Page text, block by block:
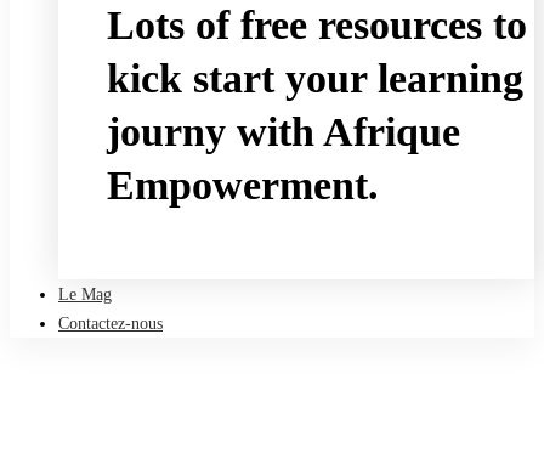
Lots of free resources to
kick start your learning
journy with Afrique
Empowerment.
Le Mag
Contactez-nous